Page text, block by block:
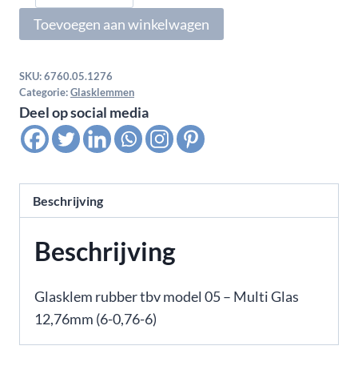
rubber
tbv
05
aantal
Toevoegen aan winkelwagen
SKU: 6760.05.1276
Categorie: Glasklemmen
Deel op social media
Beschrijving
Beschrijving
Glasklem rubber tbv model 05 – Multi Glas
12,76mm (6-0,76-6)